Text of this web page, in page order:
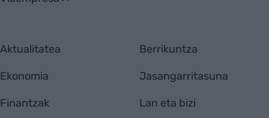
Aktualitatea
Ekonomia
Finantzak
Berrikuntza
Jasangarritasuna
Lan eta bizi